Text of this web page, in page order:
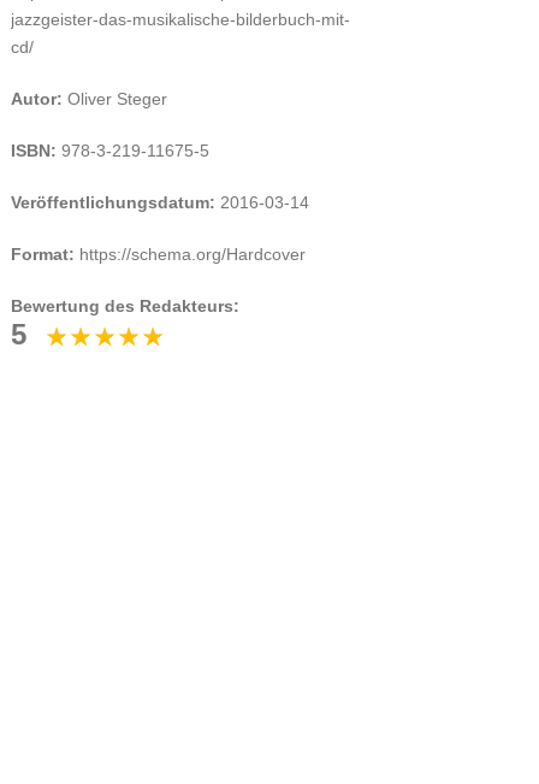
jazzgeister-das-musikalische-bilderbuch-mit-
cd/
Autor: Oliver Steger
ISBN: 978-3-219-11675-5
Veröffentlichungsdatum: 2016-03-14
Format: https://schema.org/Hardcover
Bewertung des Redakteurs:
5